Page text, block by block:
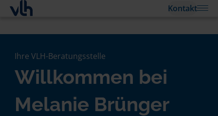
Kontakt
Ihre VLH-Beratungsstelle
Willkommen bei
Melanie Brünger